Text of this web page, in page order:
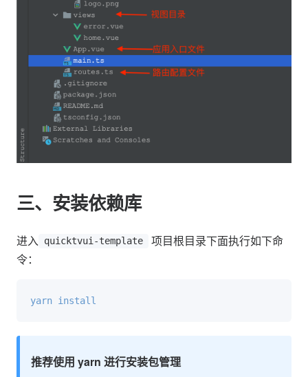
三、安装依赖库
进入 quicktvui-template
项目根目录下面执行如下命
令：
yarn install
推荐使用 yarn 进行安装包管理